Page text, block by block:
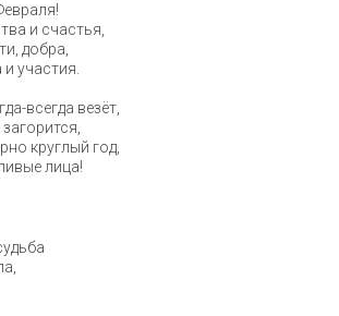
и счастья,
добра,
участия.
всегда везёт,
круглый год,
лица!